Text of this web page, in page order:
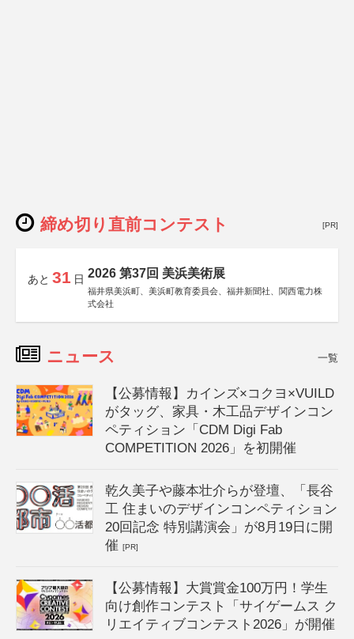
締め切り直前コンテスト [PR]
あと 31 日 2026 第37回 美浜美術展
福井県美浜町、美浜町教育委員会、福井新聞社、関西電力株
式会社
ニュース 一覧
【公募情報】カインズ×コクヨ×VUILD
がタッグ、家具・木工品デザインコン
ペティション「CDM Digi Fab
COMPETITION 2026」を初開催
乾久美子や藤本壮介らが登壇、「長谷
工 住まいのデザインコンペティション
20回記念 特別講演会」が8月19日に開
催[PR]
【公募情報】大賞賞金100万円！学生
向け創作コンテスト「サイゲームス ク
リエイティブコンテスト2026」が開催